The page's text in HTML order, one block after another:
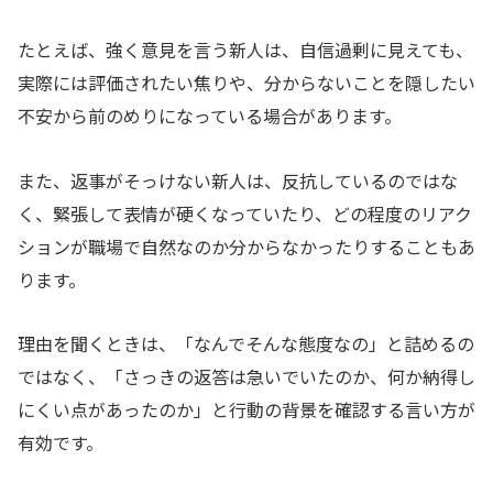
たとえば、強く意見を言う新人は、自信過剰に見えても、
実際には評価されたい焦りや、分からないことを隠したい
不安から前のめりになっている場合があります。
また、返事がそっけない新人は、反抗しているのではな
く、緊張して表情が硬くなっていたり、どの程度のリアク
ションが職場で自然なのか分からなかったりすることもあ
ります。
理由を聞くときは、「なんでそんな態度なの」と詰めるの
ではなく、「さっきの返答は急いでいたのか、何か納得し
にくい点があったのか」と行動の背景を確認する言い方が
有効です。